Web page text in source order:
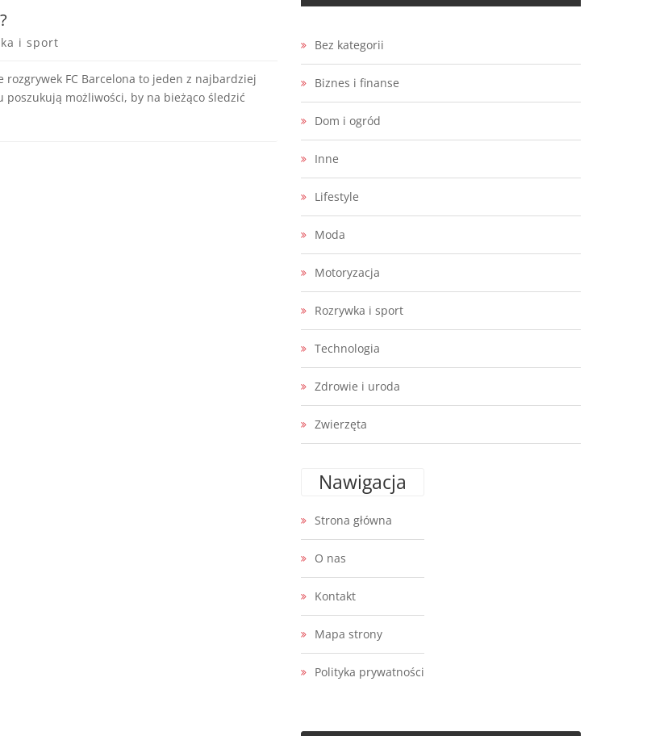
i sport
rozgrywek FC Barcelona to jeden z najbardziej
poszukują możliwości, by na bieżąco śledzić
Bez kategorii
Biznes i finanse
Dom i ogród
Inne
Lifestyle
Moda
Motoryzacja
Rozrywka i sport
Technologia
Zdrowie i uroda
Zwierzęta
Nawigacja
Strona główna
O nas
Kontakt
Mapa strony
Polityka prywatności